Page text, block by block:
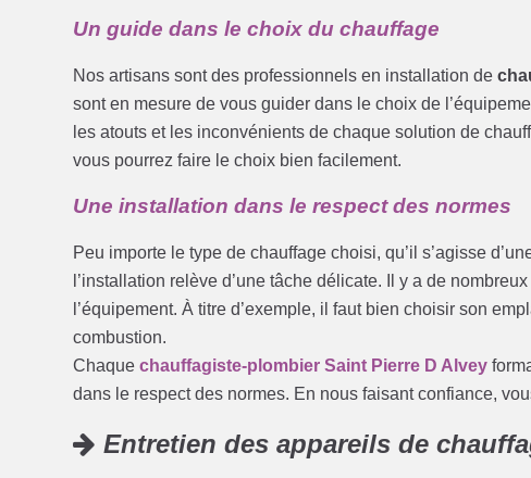
Un guide dans le choix du chauffage
Nos artisans sont des professionnels en installation de
sont en mesure de vous guider dans le choix de
les atouts et les inconvénients de chaque solution de
vous pourrez faire le choix bien facilement.
Une installation dans le respect des normes
Peu importe le type de chauffage choisi, qu’il s’agisse
l’installation relève d’une tâche délicate. Il y a de
l’équipement. À titre d’exemple, il faut bien choisir son
combustion.
Chaquechauffagiste-plombier Saint Pierre D Alvey
dans le respect des normes. En nous faisant confiance,
Entretien des appareils de